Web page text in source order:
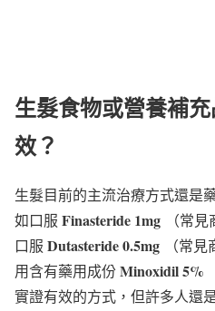
生髮食物或營養補
效？
生髮目前的主流治療方式還是
如口服 Finasteride 1mg
（常
口服 Dutasteride 0.5mg （常
用含有藥用成份Minoxidil 5%
實證有效的方式，但許多人還